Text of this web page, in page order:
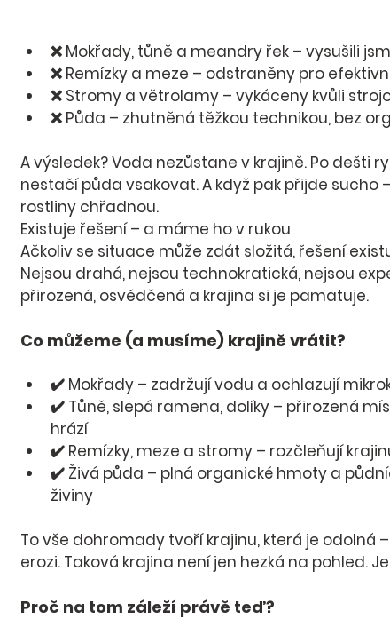
❌ Mokřady, tůně a meandry řek – vysušili
❌ Remízky a meze – odstraněny pro
❌ Stromy a větrolamy – vykáceny kvůli
❌ Půda – zhutněná těžkou technikou, bez
A výsledek? Voda nezůstane v krajině. Po dešti
nestačí půda vsakovat. A když pak přijde sucho –
rostliny chřadnou.
Existuje řešení – a máme ho v rukou
Ačkoliv se situace může zdát složitá, řešení
Nejsou drahá, nejsou technokratická, nejsou
přirozená, osvědčená a krajina si je pamatuje.
Co můžeme (a musíme) krajině vrátit?
✔️ Mokřady – zadržují vodu a ochlazují
✔️ Tůně, slepá ramena, dolíky – přirozená
hrází
✔️ Remízky, meze a stromy – rozčleňují
✔️ Živá půda – plná organické hmoty a
živiny
To vše dohromady tvoří krajinu, která je odolná
erozi. Taková krajina není jen hezká na pohled.
Proč na tom záleží právě teď?